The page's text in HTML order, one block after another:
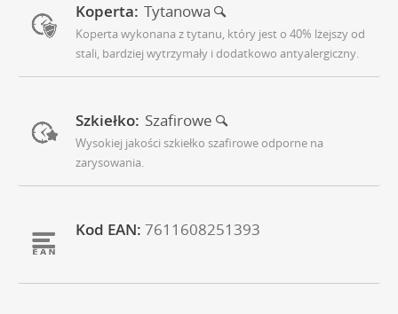
Koperta: Tytanowa
Koperta wykonana z tytanu, który jest o 40% lżejszy od
stali, bardziej wytrzymały i dodatkowo antyalergiczny.
Szkiełko: Szafirowe
Wysokiej jakości szkiełko szafirowe odporne na
zarysowania.
Kod EAN: 7611608251393